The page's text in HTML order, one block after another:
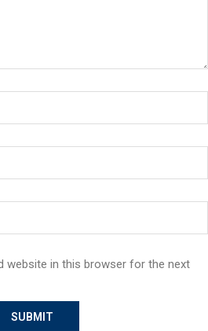
website in this browser for the next